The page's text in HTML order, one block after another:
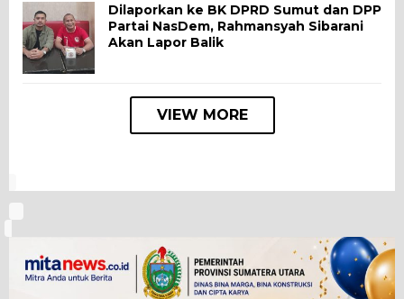
Dilaporkan ke BK DPRD Sumut dan DPP
Partai NasDem, Rahmansyah Sibarani
Akan Lapor Balik
VIEW MORE